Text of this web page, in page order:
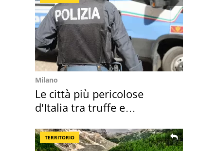
Milano
Le città più pericolose
d'Italia tra truffe e
TERRITORIO